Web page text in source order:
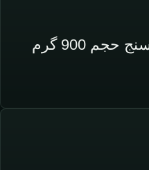
900 گرم